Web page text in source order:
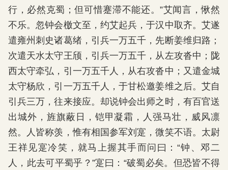
行，必然克蜀；但可惜蹇滞不能还。”艾闻言，愀然
不乐。忽钟会檄文至，约艾起兵，于汉中取齐。艾遂
遣雍州刺史诸葛绪，引兵一万五千，先断姜维归路；
次遣天水太守王颀，引兵一万五千，从左攻沓中；陇
西太守牵弘，引一万五千人，从右攻沓中；又遣金城
太守杨欣，引一万五千人，于甘松邀姜维之后。艾自
引兵三万，往来接应。却说钟会出师之时，有百官送
出城外，旌旗蔽日，铠甲凝霜，人强马壮，威风凛
然。人皆称羡，惟有相国参军刘寔，微笑不语。太尉
王祥见寔冷笑，就马上握其手而问曰：“钟、邓二
人，此去可平蜀乎？”寔曰：“破蜀必矣。但恐皆不得